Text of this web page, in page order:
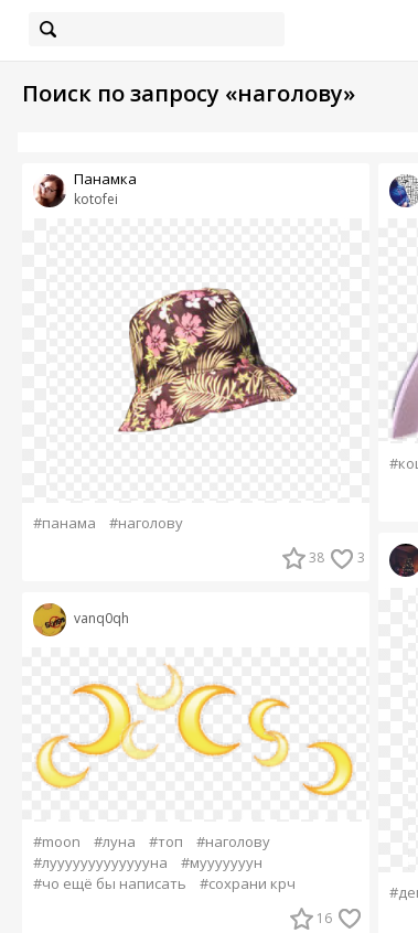
Поиск по запросу «наголову»
kotofei
Панамка
#панама #наголову
38 3
vanq0qh
#moon #луна #топ
#наголову
#луууууууууууууна
#мууууууун
#чо ещё бы написать
#сохрани крч
16